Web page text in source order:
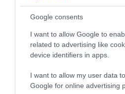
Google consents
I want to allow Google to
related to advertising like
device identifiers in apps.
I want to allow my user data
Google for online advertising
Figyeljünk az
Ha a szabadban vagyunk, az
védekezési mód az, ha
nadrággal csökkenthetjük
amelyhez a szúnyogok